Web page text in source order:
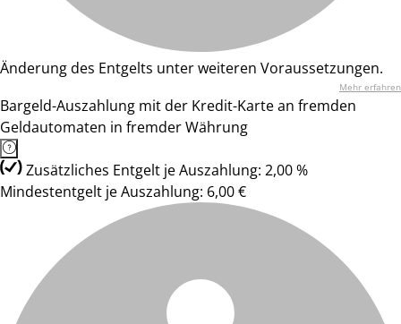
Änderung des Entgelts unter weiteren Voraussetzungen.
Mehr erfahren
Bargeld-Auszahlung mit der Kredit-Karte an fremden
Geldautomaten in fremder Währung
Zusätzliches Entgelt je Auszahlung: 2,00 %
Mindestentgelt je Auszahlung: 6,00 €